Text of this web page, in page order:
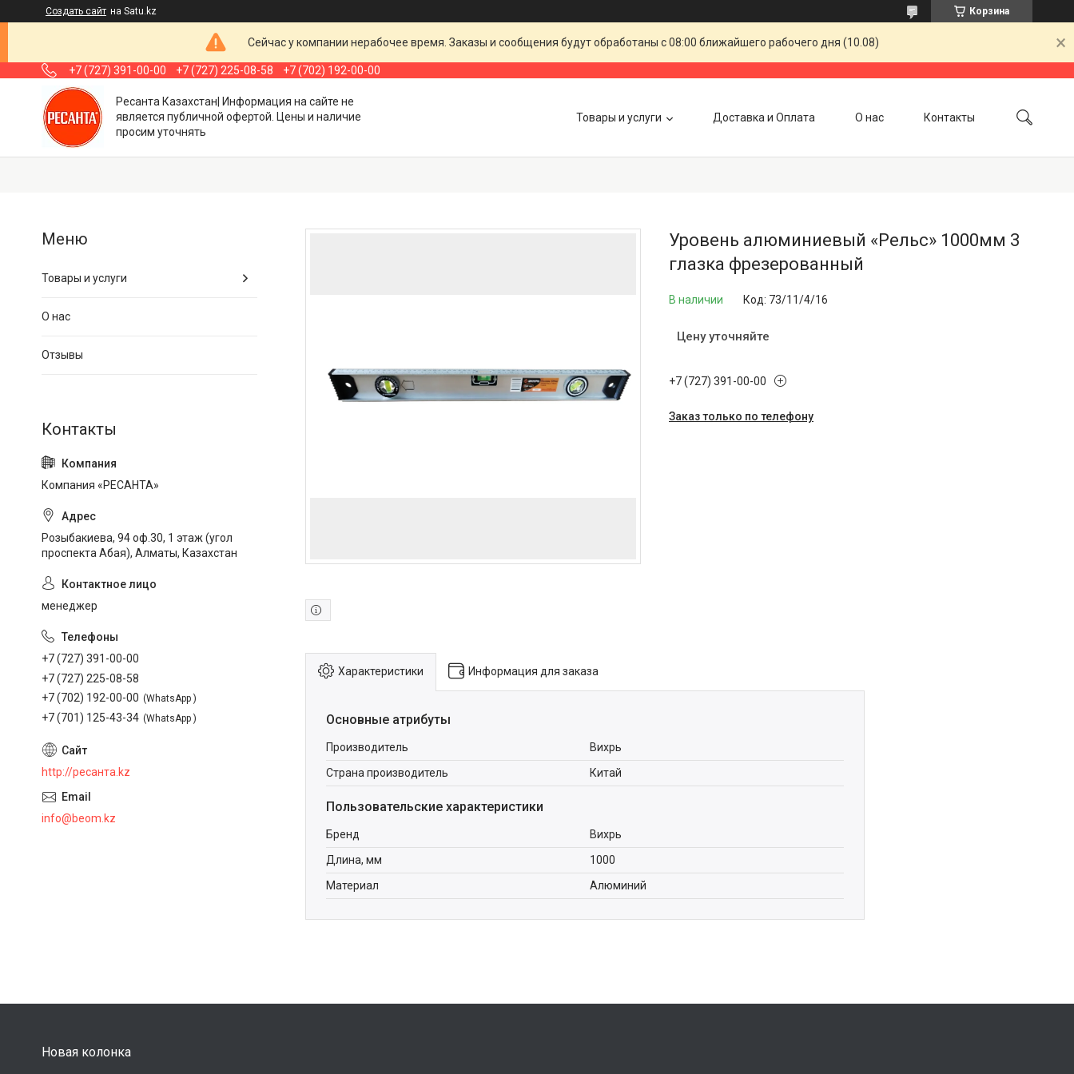
Создать сайт на Satu.kz Корзина
Сейчас у компании нерабочее время. Заказы и сообщения будут обработаны с 08:00 ближайшего рабочего дня (10.08)
+7 (727) 391-00-00 +7 (727) 225-08-58 +7 (702) 192-00-00
Ресанта Казахстан| Информация на сайте не
является публичной офертой. Цены и наличие
просим уточнять
Товары и услуги Доставка и Оплата О нас Контакты
Уровень алюминиевый «Рельс» 1000мм 3
глазка фрезерованный
В наличии Код: 73/11/4/16
Цену уточняйте
+7 (727) 391-00-00
Заказ только по телефону
Характеристики Информация для заказа
Основные атрибуты
Производитель
Вихрь
Страна производитель
Китай
Пользовательские характеристики
Бренд
Вихрь
Длина, мм
1000
Материал
Алюминий
Товары и услуги
О нас
Отзывы
Компания «РЕСАНТА»
Розыбакиева, 94 оф.30, 1 этаж (угол
проспекта Абая), Алматы, Казахстан
менеджер
+7 (727) 391-00-00
+7 (727) 225-08-58
+7 (702) 192-00-00
WhatsApp
+7 (701) 125-43-34 WhatsApp
http://ресанта.kz
info@beom.kz
Новая колонка